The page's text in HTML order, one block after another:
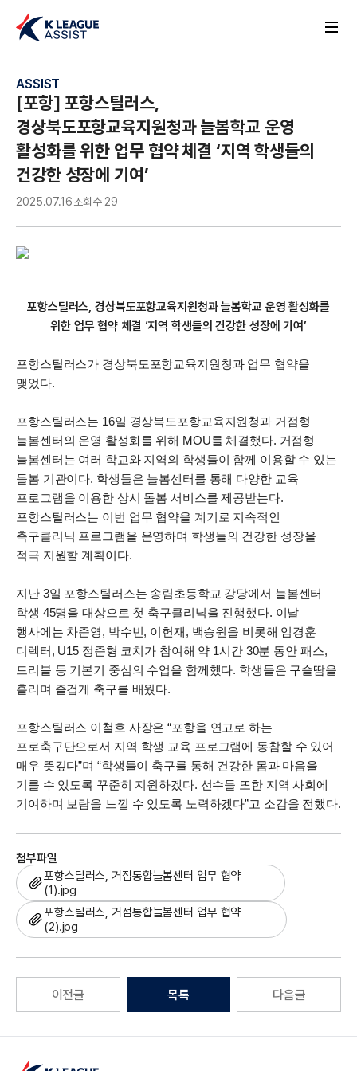
ASSIST
[포항] 포항스틸러스,
경상북도포항교육지원청과 늘봄학교 운영
활성화를 위한 업무 협약 체결 ‘지역 학생들의
건강한 성장에 기여’
2025.07.16조회수 29
포항스틸러스, 경상북도포항교육지원청과 늘봄학교 운영 활성화를
위한 업무 협약 체결 ‘지역 학생들의 건강한 성장에 기여’
포항스틸러스가 경상북도포항교육지원청과 업무 협약을
맺었다.
포항스틸러스는 16일 경상북도포항교육지원청과 거점형
늘봄센터의 운영 활성화를 위해 MOU를 체결했다. 거점형
늘봄센터는 여러 학교와 지역의 학생들이 함께 이용할 수 있는
돌봄 기관이다. 학생들은 늘봄센터를 통해 다양한 교육
프로그램을 이용한 상시 돌봄 서비스를 제공받는다.
포항스틸러스는 이번 업무 협약을 계기로 지속적인
축구클리닉 프로그램을 운영하며 학생들의 건강한 성장을
적극 지원할 계획이다.
지난 3일 포항스틸러스는 송림초등학교 강당에서 늘봄센터
학생 45명을 대상으로 첫 축구클리닉을 진행했다. 이날
행사에는 차준영, 박수빈, 이헌재, 백승원을 비롯해 임경훈
디렉터, U15 정준형 코치가 참여해 약 1시간 30분 동안 패스,
드리블 등 기본기 중심의 수업을 함께했다. 학생들은 구슬땀을
흘리며 즐겁게 축구를 배웠다.
포항스틸러스 이철호 사장은 “포항을 연고로 하는
프로축구단으로서 지역 학생 교육 프로그램에 동참할 수 있어
매우 뜻깊다”며 “학생들이 축구를 통해 건강한 몸과 마음을
기를 수 있도록 꾸준히 지원하겠다. 선수들 또한 지역 사회에
기여하며 보람을 느낄 수 있도록 노력하겠다”고 소감을 전했다.
첨부파일
포항스틸러스, 거점통합늘봄센터 업무 협약
(1).jpg
포항스틸러스, 거점통합늘봄센터 업무 협약
(2).jpg
이전글 목록 다음글